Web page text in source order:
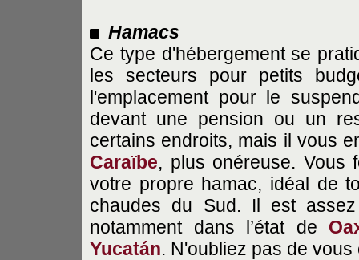
Hamacs
Ce type d'hébergement se
les secteurs pour petits
l'emplacement pour le
devant une pension ou un
certains endroits, mais il vous
Caraïbe, plus onéreuse. Vous
votre propre hamac, idéal de
chaudes du Sud. Il est
notamment dans l’état de
Yucatán. N'oubliez pas de